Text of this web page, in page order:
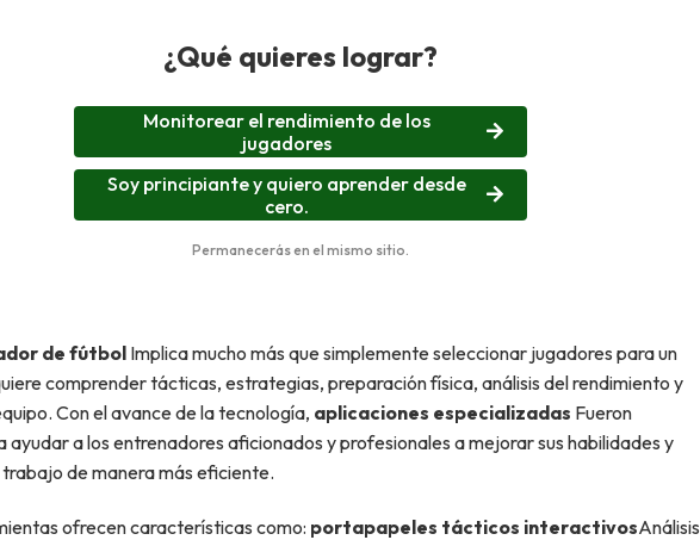
¿Qué quieres lograr?
Monitorear el rendimiento de los
jugadores
Soy principiante y quiero aprender desde
cero.
Permanecerás en el mismo sitio.
de fútbolImplica mucho más que simplemente seleccionar jugadores para un
comprender tácticas, estrategias, preparación física, análisis del rendimiento y
Con el avance de la tecnología, aplicaciones especializadas Fueron
ayudar a los entrenadores aficionados y profesionales a mejorar sus habilidades y
de manera más eficiente.
ofrecen características como: portapapeles tácticos interactivosAnálisis